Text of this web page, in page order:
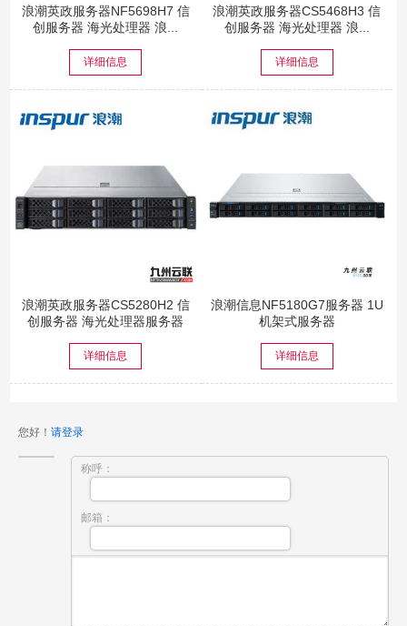
浪潮英政服务器NF5698H7 信
创服务器 海光处理器 浪...
详细信息
浪潮英政服务器CS5468H3 信
创服务器 海光处理器 浪...
详细信息
浪潮英政服务器CS5280H2 信
创服务器 海光处理器服务器
详细信息
浪潮信息NF5180G7服务器 1U
机架式服务器
详细信息
您好！ 请登录
称呼：
邮箱：